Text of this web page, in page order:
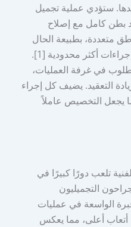
ستؤدي عملية تجميل
بطن كامل مع إصلاح
متعددة، بطبيعة الحال
إلى تكاليف أعلى من مجموعة إجراءات أكثر محدودية [1].
في غرفة العمليات،
التعقيد. يضيف كل إجراء
يجعل التخصيص عاملاً
تلعب دورًا كبيرًا في
التجميليون
الواسعة في عمليات
أتعاب أعلى، مما يعكس